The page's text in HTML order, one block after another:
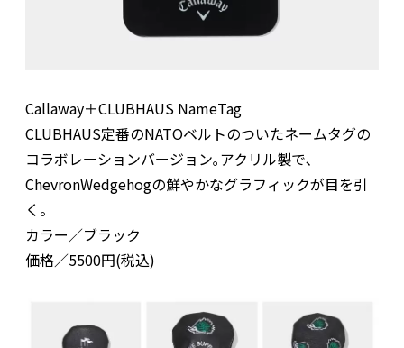
Callaway＋CLUBHAUS NameTag
CLUBHAUS定番のNATOベルトのついたネームタグの
コラボレーションバージョン｡アクリル製で､
ChevronWedgehogの鮮やかなグラフィックが目を引
く。
カラー／ブラック
価格／5500円(税込)